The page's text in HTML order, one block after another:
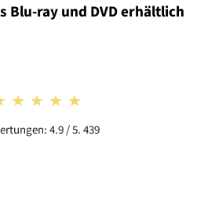
Blu-ray und DVD erhältlich
4.9 / 5. 439